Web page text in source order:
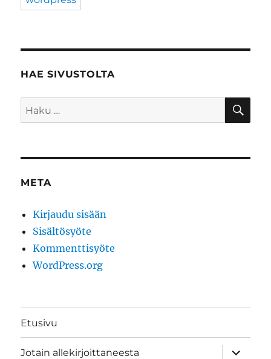
HAE SIVUSTOLTA
Etsi:
META
Kirjaudu sisään
Sisältösyöte
Kommenttisyöte
WordPress.org
Etusivu
Jotain allekirjoittaneesta
näytä